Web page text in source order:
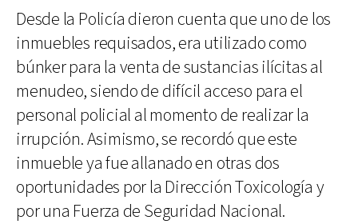
Desde la Policía dieron cuenta que uno de los
inmuebles requisados, era utilizado como
búnker para la venta de sustancias ilícitas al
menudeo, siendo de difícil acceso para el
personal policial al momento de realizar la
irrupción. Asimismo, se recordó que este
inmueble ya fue allanado en otras dos
oportunidades por la Dirección Toxicología y
por una Fuerza de Seguridad Nacional.